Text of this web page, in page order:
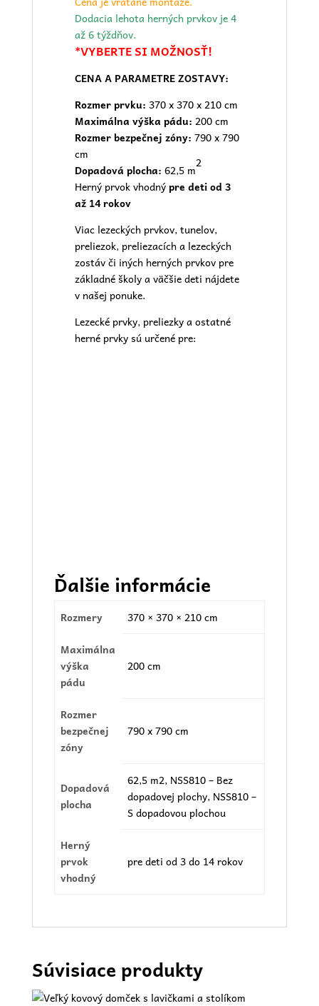
Dodacia lehota herných prvkov je 4
až 6 týždňov.
*VYBERTE SI MOŽNOSŤ!
CENA A PARAMETRE ZOSTAVY:
Rozmer prvku: 370 x 370 x 210 cm
Maximálna výška pádu: 200 cm
Rozmer bezpečnej zóny: 790 x 790
cm
Dopadová plocha: 62,5 m
2
Herný prvok vhodnýpre deti od 3
až 14 rokov
Viac lezeckých prvkov, tunelov,
preliezok, preliezacích a lezeckých
zostáv či iných herných prvkov pre
základné školy a väčšie deti nájdete
v našejponuke.
Lezecké prvky, preliezky a ostatné
herné prvky sú určené pre:
Ďalšie informácie
Rozmery 370 × 370 × 210 cm
Maximálna
výška
pádu
200 cm
Rozmer
bezpečnej
zóny
790 x 790 cm
Dopadová
plocha
62,5 m2, NSS810 – Bez
dopadovej plochy, NSS810 –
S dopadovou plochou
Herný
prvok
vhodný
pre deti od 3 do 14 rokov
Súvisiace produkty